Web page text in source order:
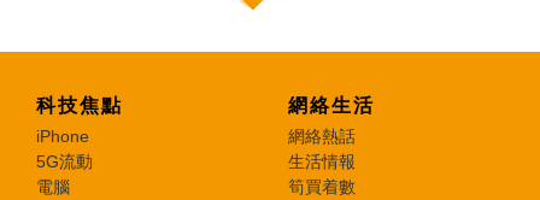
科技焦點
iPhone
5G流動
電腦
網絡生活
網絡熱話
生活情報
筍買着數